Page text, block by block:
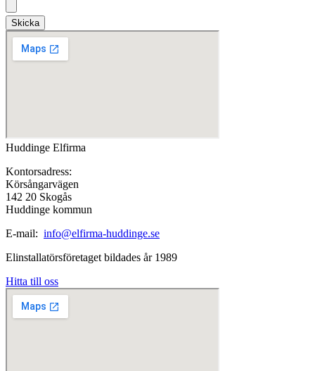
Skicka
Huddinge Elfirma
Kontorsadress:
Körsångarvägen
142 20 Skogås
Huddinge kommun
E-mail: info@elfirma-huddinge.se
Elinstallatörsföretaget bildades år 1989
Hitta till oss